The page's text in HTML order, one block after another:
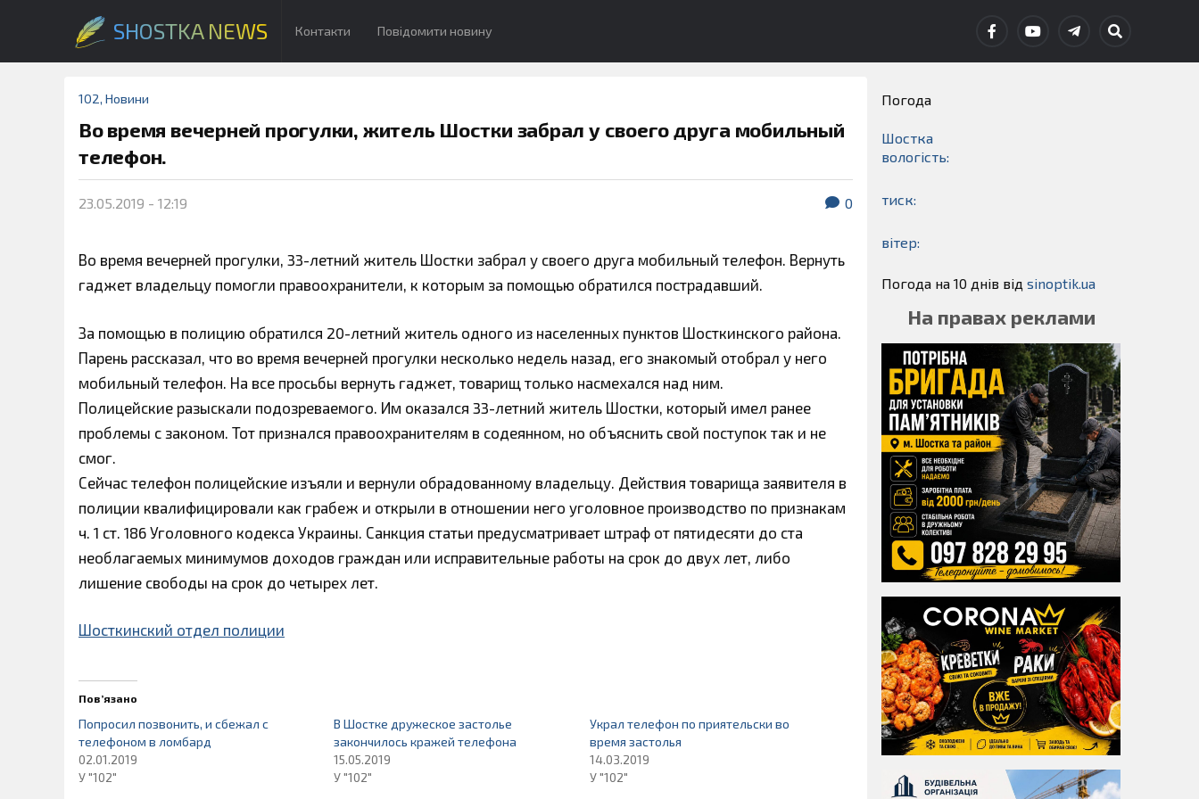
SHOSTKA NEWS Контакти Повідомити новину
102, Новини
Во время вечерней прогулки, житель Шостки забрал у своего друга мобильный
телефон.
23.05.2019 - 12:19 0
Во время вечерней прогулки, 33-летний житель Шостки забрал у своего друга мобильный телефон. Вернуть
гаджет владельцу помогли правоохранители, к которым за помощью обратился пострадавший.
За помощью в полицию обратился 20-летний житель одного из населенных пунктов Шосткинского района.
Парень рассказал, что во время вечерней прогулки несколько недель назад, его знакомый отобрал у него
мобильный телефон. На все просьбы вернуть гаджет, товарищ только насмехался над ним.
Полицейские разыскали подозреваемого. Им оказался 33-летний житель Шостки, который имел ранее
проблемы с законом. Тот признался правоохранителям в содеянном, но объяснить свой поступок так и не
смог.
Сейчас телефон полицейские изъяли и вернули обрадованному владельцу. Действия товарища заявителя в
полиции квалифицировали как грабеж и открыли в отношении него уголовное производство по признакам
ч. 1 ст. 186 Уголовного кодекса Украины. Санкция статьи предусматривает штраф от пятидесяти до ста
необлагаемых минимумов доходов граждан или исправительные работы на срок до двух лет, либо
лишение свободы на срок до четырех лет.
Шосткинский отдел полиции
Пов’язано
Попросил позвонить, и сбежал с
телефоном в ломбард
02.01.2019
У "102"
В Шостке дружеское застолье
закончилось кражей телефона
15.05.2019
У "102"
Украл телефон по приятельски во
время застолья
14.03.2019
У "102"
Погода
Шостка
вологість:
тиск:
вітер:
Погода на 10 днів від sinoptik.ua
На правах реклами